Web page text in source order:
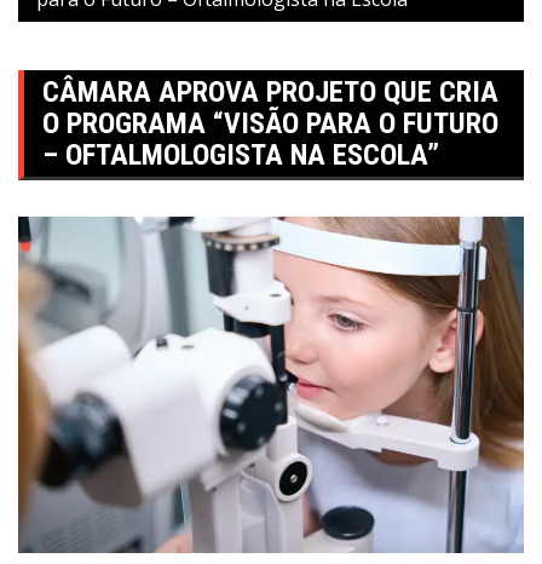
CÂMARA APROVA PROJETO QUE CRIA
O PROGRAMA “VISÃO PARA O FUTURO
– OFTALMOLOGISTA NA ESCOLA”